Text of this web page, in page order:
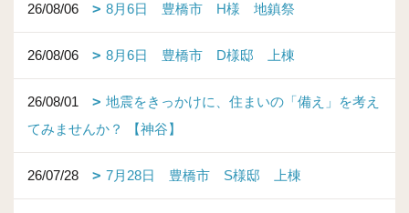
26/08/06 8月6日 豊橋市 H様 地鎮祭
26/08/06 8月6日 豊橋市 D様邸 上棟
26/08/01
地震をきっかけに、住まいの「備え」を考え
てみませんか？ 【神谷】
26/07/28 7月28日 豊橋市 S様邸 上棟